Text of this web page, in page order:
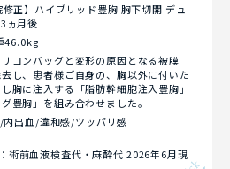
修正】ハイブリッド豊胸 胸下切開 デュ
ヵ月後
46.0kg
コンバッグと変形の原因となる被膜
去し、患者様ご自身の、胸以外に付いた
胸に注入する「脂肪幹細胞注入豊胸」
豊胸」を組み合わせました。
出血/違和感/ツッパリ感
術前血液検査代・麻酔代 2026年6月現